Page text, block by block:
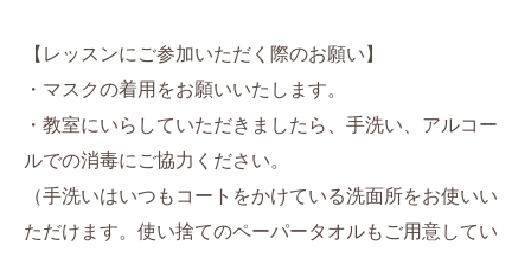
【レッスンにご参加いただく際のお願い】
・マスクの着用をお願いいたします。
・教室にいらしていただきましたら、手洗い、アルコー
ルでの消毒にご協力ください。
（手洗いはいつもコートをかけている洗面所をお使いい
ただけます。使い捨てのペーパータオルもご用意してい